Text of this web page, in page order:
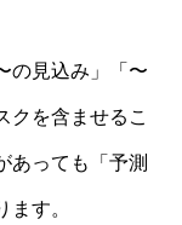
の見込み」「〜
クを含ませるこ
あっても「予測
す。